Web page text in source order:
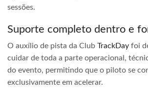
sessões.
Suporte completo dentro e
O auxílio de pista da Club TrackDay foi
cuidar de toda a parte operacional,
do evento, permitindo que o piloto se
exclusivamente em acelerar.